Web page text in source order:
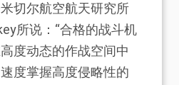
切尔航空航天研究所
所说：“合格的战斗机
度动态的作战空间中
度掌握高度侵略性的